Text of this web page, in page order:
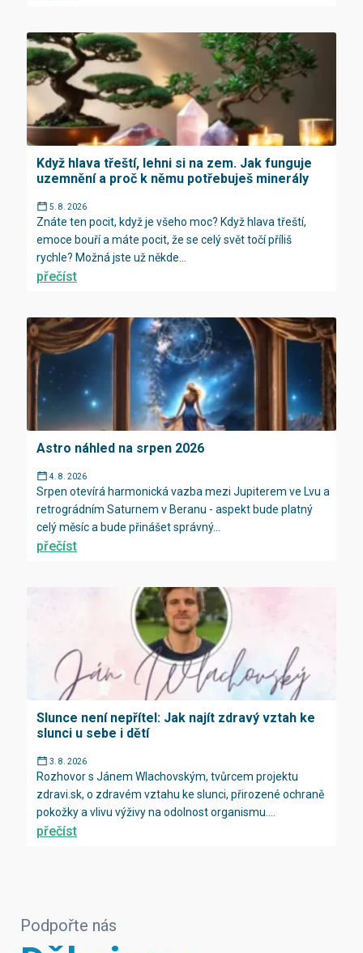
Když hlava třeští, lehni si na zem. Jak funguje
uzemnění a proč k němu potřebuješ minerály
5. 8. 2026
Znáte ten pocit, když je všeho moc? Když hlava třeští,
emoce bouří a máte pocit, že se celý svět točí příliš
rychle? Možná jste už někde...
přečíst
Astro náhled na srpen 2026
4. 8. 2026
Srpen otevírá harmonická vazba mezi Jupiterem ve Lvu a
retrográdním Saturnem v Beranu - aspekt bude platný
celý měsíc a bude přinášet správný...
přečíst
Slunce není nepřítel: Jak najít zdravý vztah ke
slunci u sebe i dětí
3. 8. 2026
Rozhovor s Jánem Wlachovským, tvůrcem projektu
zdravi.sk, o zdravém vztahu ke slunci, přirozené ochraně
pokožky a vlivu výživy na odolnost organismu....
přečíst
Podpořte nás